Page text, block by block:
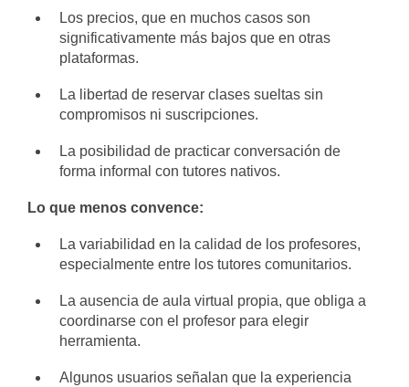
Los precios, que en muchos casos son
significativamente más bajos que en otras
plataformas.
La libertad de reservar clases sueltas sin
compromisos ni suscripciones.
La posibilidad de practicar conversación de
forma informal con tutores nativos.
Lo que menos convence:
La variabilidad en la calidad de los profesores,
especialmente entre los tutores comunitarios.
La ausencia de aula virtual propia, que obliga a
coordinarse con el profesor para elegir
herramienta.
Algunos usuarios señalan que la experiencia